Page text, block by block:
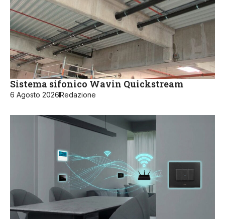
Sistema sifonico Wavin Quickstream
6 Agosto 2026Redazione